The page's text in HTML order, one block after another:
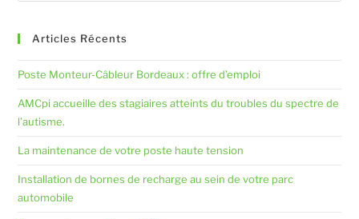
Articles Récents
Poste Monteur-Câbleur Bordeaux : offre d’emploi
AMCpi accueille des stagiaires atteints du troubles du spectre de
l’autisme.
La maintenance de votre poste haute tension
Installation de bornes de recharge au sein de votre parc
automobile